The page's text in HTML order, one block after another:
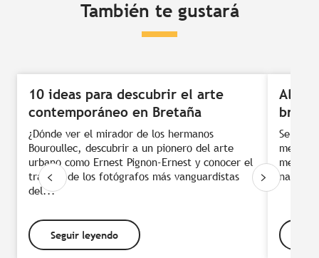
También te gustará
10 ideas para descubrir el arte
contemporáneo en Bretaña
¿Dónde ver el mirador de los hermanos
Bouroullec, descubrir a un pionero del arte
urbano como Ernest Pignon-Ernest y conocer el
trabajo de los fotógrafos más vanguardistas
del...
Seguir leyendo
menor